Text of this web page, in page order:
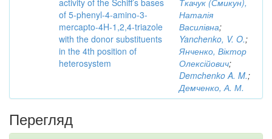
activity of the Schiff’s bases
of 5-phenyl-4-amino-3-
mercapto-4H-1,2,4-triazole
with the donor substituents
in the 4th position of
heterosystem
Ткачук (Смикун),
Наталія
Василівна;
Yanchenko, V. O.;
Янченко, Віктор
Олексійович;
Demchenko A. M.;
Демченко, А. М.
Перегляд